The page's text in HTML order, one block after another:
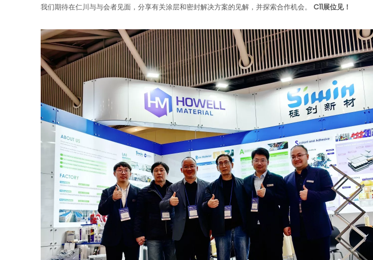
我们期待在仁川与与会者见面，分享有关涂层和密封解决方案的见解，并探索合作机会。 C11展位见！